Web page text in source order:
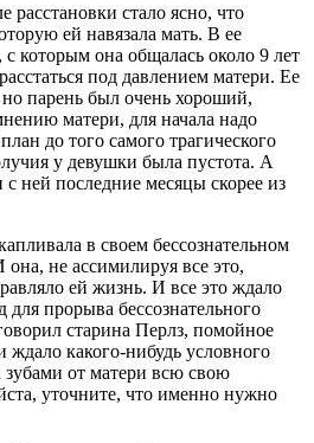
стало ясно, что
ей навязала мать. В ее
которым она общалась около 9 лет
под давлением матери. Ее
парень был очень хороший,
матери, для начала надо
до того самого трагического
у девушки была пустота. А
ней последние месяцы скорее из
в своем бессознательном
не ассимилируя все это,
ей жизнь. И все это ждало
прорыва бессознательного
старина Перлз, помойное
ждало какого-нибудь условного
зубами от матери всю свою
уточните, что именно нужно